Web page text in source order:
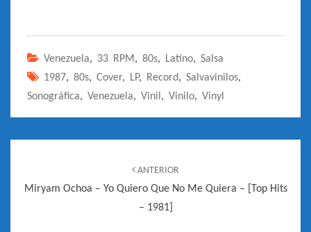
Venezuela, 33 RPM , 80s, Latino, Salsa
1987, 80s, Cover, LP, Record, Salvavinilos,
Sonográfica, Venezuela, Vinil , Vinilo, Vinyl
entradas
ANTERIOR
Miryam Ochoa – Yo Quiero Que No Me Quiera – [Top Hits
– 1981]